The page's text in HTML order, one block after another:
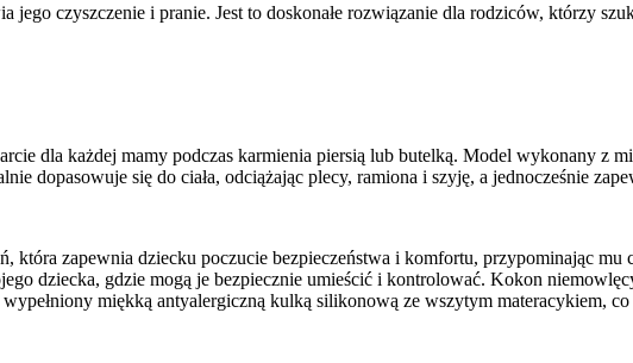
jego czyszczenie i pranie. Jest to doskonałe rozwiązanie dla rodziców, którzy
dla każdej mamy podczas karmienia piersią lub butelką. Model wykonany z
dopasowuje się do ciała, odciążając plecy, ramiona i szyję, a jednocześnie
która zapewnia dziecku poczucie bezpieczeństwa i komfortu, przypominając
dziecka, gdzie mogą je bezpiecznie umieścić i kontrolować. Kokon
miękką antyalergiczną kulką silikonową ze wszytym materacykiem,